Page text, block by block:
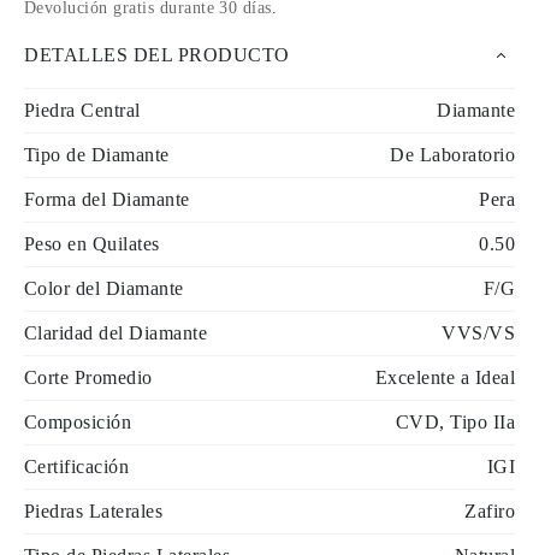
Devolución gratis durante 30 días
DETALLES DEL PRODUCTO
Piedra Central Diamante
Tipo de Diamante De Laboratorio
Forma del Diamante Pera
Peso en Quilates 0.50
Color del Diamante F/G
Claridad del Diamante VVS/VS
Corte Promedio Excelente a Ideal
Composición CVD, Tipo IIa
Certificación IGI
Piedras Laterales Zafiro